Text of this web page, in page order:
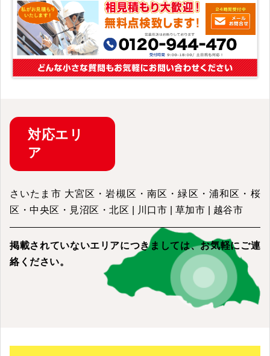
対応エリ
ア
さいたま市 大宮区・岩槻区・南区・緑区・浦和区・桜
区・中央区・見沼区・北区 | 川口市 | 草加市 | 越谷市
掲載されていないエリアにつきましては、お気軽にご連
絡ください。